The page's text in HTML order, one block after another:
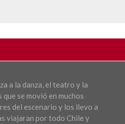
a la danza, el teatro y la
se movió en muchos
del escenario y los llevo a
viajaran por todo Chile y